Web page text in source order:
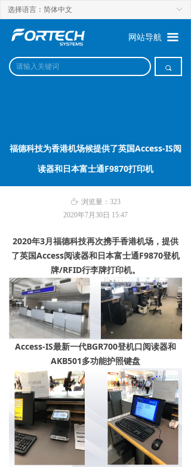
끠
끀
网站导航
ꀅ
选择语言：简体中文
福德科技为香港机场候提供了英国Access-IS阅
读器和日本富士通F9870打印机
2020年3月福德科技再次携手香港机场，提供
了英国Access阅读器和日本富士通F9870登机
牌/RFID行李牌打印机。
Access-IS最新一代BGR700登机口阅读器和
AKB501多功能护照键盘
2020年7月30日 15:47
ꄘ 浏览量： 323